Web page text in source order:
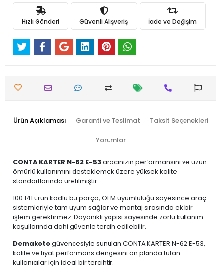
Hızlı Gönderi Güvenli Alışveriş İade ve Değişim
Ürün Açıklaması Garanti ve Teslimat Taksit Seçenekleri
Yorumlar
CONTA KARTER N-62 E-53aracınızın performansını ve uzun
ömürlü kullanımını desteklemek üzere yüksek kalite
standartlarında üretilmiştir.
100 141 ürün kodlu bu parça, OEM uyumluluğu sayesinde araç
sistemleriyle tam uyum sağlar ve montaj sırasında ek bir
işlem gerektirmez. Dayanıklı yapısı sayesinde zorlu kullanım
koşullarında dahi güvenle tercih edilebilir.
Demakotogüvencesiyle sunulan CONTA KARTER N-62 E-53,
kalite ve fiyat performans dengesini ön planda tutan
kullanıcılar için ideal bir tercihtir.